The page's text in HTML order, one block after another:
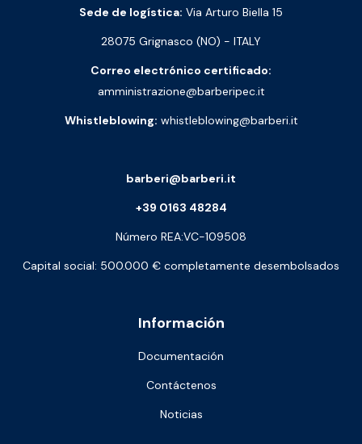
Sede de logística: Via Arturo Biella 15
28075 Grignasco (NO) - ITALY
Correo electrónico certificado:
amministrazione@barberipec.it
Whistleblowing: whistleblowing@barberi.it
Información
Documentación
Contáctenos
Noticias
barberi@barberi.it
+39 0163 48284
Número REA:VC-109508
Capital social: 500.000 € completamente desembolsados